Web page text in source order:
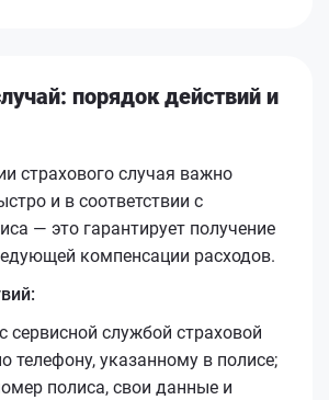
порядок действий и
страхового случая важно
и в соответствии с
— это гарантирует получение
компенсации расходов.
сервисной службой страховой
телефону, указанному в полисе;
полиса, свои данные и